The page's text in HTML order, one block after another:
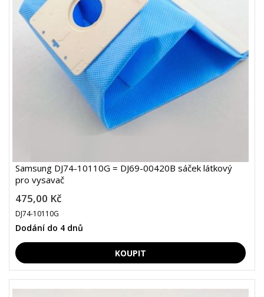
Samsung DJ74-10110G = DJ69-00420B sáček látkový
pro vysavač
475,00 Kč
DJ74-10110G
Dodání do 4 dnů